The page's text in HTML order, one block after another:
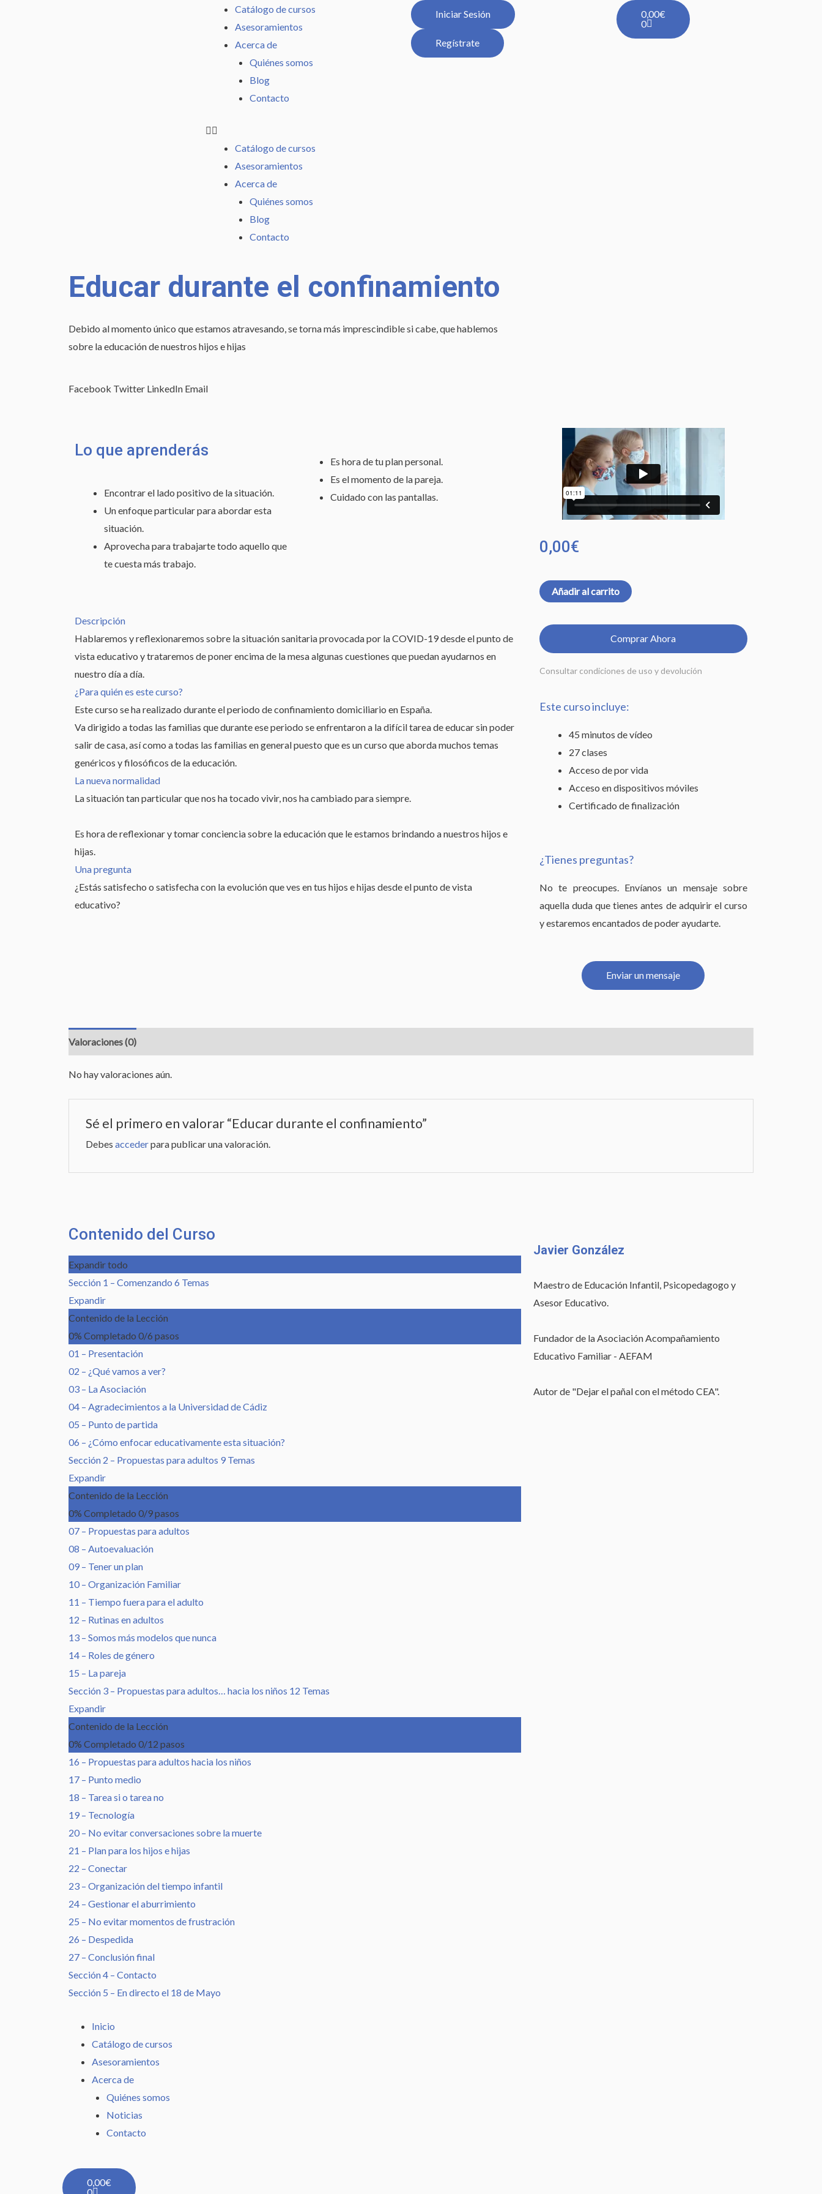
Catálogo de cursos
Asesoramientos
Acerca de
Quiénes somos
Blog
Contacto
Catálogo de cursos
Asesoramientos
Acerca de
Quiénes somos
Blog
Contacto
Iniciar Sesión
Regístrate
0,00€
0
Educar durante el confinamiento
Debido al momento único que estamos atravesando, se torna más imprescindible si cabe, que hablemos
sobre la educación de nuestros hijos e hijas
Facebook Twitter LinkedIn Email
Lo que aprenderás
Encontrar el lado positivo de la situación.
Un enfoque particular para abordar esta
situación.
Aprovecha para trabajarte todo aquello que
te cuesta más trabajo.
Es hora de tu plan personal.
Es el momento de la pareja.
Cuidado con las pantallas.
Descripción
Hablaremos y reflexionaremos sobre la situación sanitaria provocada por la COVID-19 desde el punto de
vista educativo y trataremos de poner encima de la mesa algunas cuestiones que puedan ayudarnos en
nuestro día a día.
¿Para quién es este curso?
Este curso se ha realizado durante el periodo de confinamiento domiciliario en España.
Va dirigido a todas las familias que durante ese periodo se enfrentaron a la difícil tarea de educar sin poder
salir de casa, así como a todas las familias en general puesto que es un curso que aborda muchos temas
genéricos y filosóficos de la educación.
La nueva normalidad
La situación tan particular que nos ha tocado vivir, nos ha cambiado para siempre.
Es hora de reflexionar y tomar conciencia sobre la educación que le estamos brindando a nuestros hijos e
hijas.
Una pregunta
¿Estás satisfecho o satisfecha con la evolución que ves en tus hijos e hijas desde el punto de vista
educativo?
0,00€
Educar
el
confinamiento
Añadir al carrito
Comprar Ahora
Consultar condiciones de uso y devolución
Este curso incluye:
45 minutos de vídeo
27 clases
Acceso de por vida
Acceso en dispositivos móviles
Certificado de finalización
¿Tienes preguntas?
No te preocupes. Envíanos un mensaje sobre
aquella duda que tienes antes de adquirir el curso
y estaremos encantados de poder ayudarte.
Enviar un mensaje
Valoraciones (0)
No hay valoraciones aún.
Sé el primero en valorar “Educar durante el confinamiento”
Debes accederpara publicar una valoración.
Contenido del Curso
Expandir todo
Sección 1 – Comenzando 6 Temas
Expandir
Contenido de la Lección
0% Completado 0/6 pasos
01 – Presentación
02 – ¿Qué vamos a ver?
03 – La Asociación
04 – Agradecimientos a la Universidad de Cádiz
05 – Punto de partida
06 – ¿Cómo enfocar educativamente esta situación?
Sección 2 – Propuestas para adultos 9 Temas
Expandir
Contenido de la Lección
0% Completado 0/9 pasos
07 – Propuestas para adultos
08 – Autoevaluación
09 – Tener un plan
10 – Organización Familiar
11 – Tiempo fuera para el adulto
12 – Rutinas en adultos
13 – Somos más modelos que nunca
14 – Roles de género
15 – La pareja
Sección 3 – Propuestas para adultos… hacia los niños 12 Temas
Expandir
Contenido de la Lección
0% Completado 0/12 pasos
16 – Propuestas para adultos hacia los niños
17 – Punto medio
18 – Tarea si o tarea no
19 – Tecnología
20 – No evitar conversaciones sobre la muerte
21 – Plan para los hijos e hijas
22 – Conectar
23 – Organización del tiempo infantil
24 – Gestionar el aburrimiento
25 – No evitar momentos de frustración
26 – Despedida
27 – Conclusión final
Sección 4 – Contacto
Sección 5 – En directo el 18 de Mayo
Javier González
Maestro de Educación Infantil, Psicopedagogo y
Asesor Educativo.
Fundador de la Asociación Acompañamiento
Educativo Familiar - AEFAM
Autor de "Dejar el pañal con el método CEA".
Inicio
Catálogo de cursos
Asesoramientos
Acerca de
Quiénes somos
Noticias
Contacto
0,00€